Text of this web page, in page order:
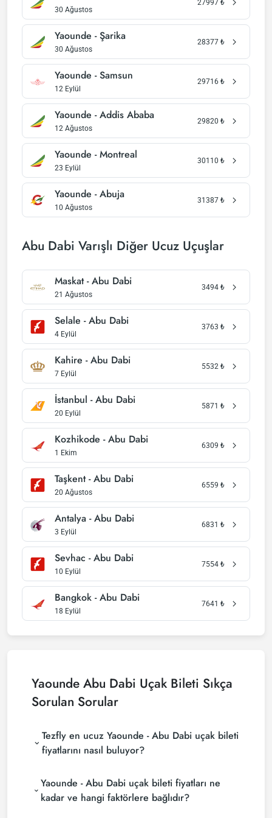
30 Ağustos
27997 ₺
Yaounde - Şarika
30 Ağustos
28377 ₺
Yaounde - Samsun
12 Eylül
29716 ₺
Yaounde - Addis Ababa
12 Ağustos
29820 ₺
Yaounde - Montreal
23 Eylül
30110 ₺
Yaounde - Abuja
10 Ağustos
31387 ₺
Abu Dabi Varışlı Diğer Ucuz Uçuşlar
Maskat - Abu Dabi
21 Ağustos
3494 ₺
Selale - Abu Dabi
4 Eylül
3763 ₺
Kahire - Abu Dabi
7 Eylül
5532 ₺
İstanbul - Abu Dabi
20 Eylül
5871 ₺
Kozhikode - Abu Dabi
1 Ekim
6309 ₺
Taşkent - Abu Dabi
20 Ağustos
6559 ₺
Antalya - Abu Dabi
3 Eylül
6831 ₺
Sevhac - Abu Dabi
10 Eylül
7554 ₺
Bangkok - Abu Dabi
18 Eylül
7641 ₺
Yaounde Abu Dabi Uçak Bileti Sıkça
Sorulan Sorular
Tezfly en ucuz Yaounde - Abu Dabi uçak bileti
fiyatlarını nasıl buluyor?
fiyatlarını bulmak için tur operatörleri, büyük
rezervasyon siteleri (konsolidatörler) ve yüzlerce
havayolu sitesini aramaktadır. Tezfly sitesinde
Yaounde - Abu Dabi uçak bileti fiyatları ne
kadar ve hangi faktörlere bağlıdır?